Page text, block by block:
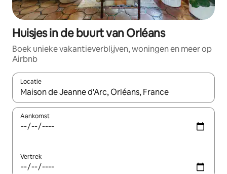
Huisjes in de buurt van Orléans
Boek unieke vakantieverblijven, woningen en meer op
Airbnb
Locatie
Wanneer er suggesties beschikbaar zijn, maak je een keuze
Aankomst
Vertrek